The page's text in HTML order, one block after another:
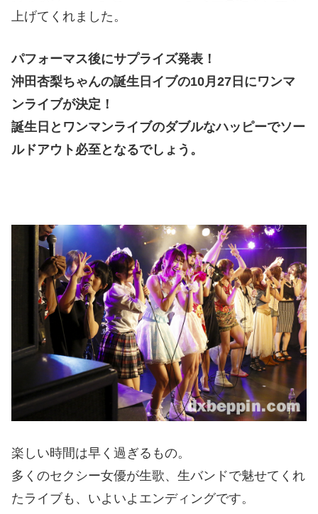
上げてくれました。
パフォーマス後にサプライズ発表！
沖田杏梨ちゃんの誕生日イブの10月27日にワンマ
ンライブが決定！
誕生日とワンマンライブのダブルなハッピーでソー
ルドアウト必至となるでしょう。
楽しい時間は早く過ぎるもの。
多くのセクシー女優が生歌、生バンドで魅せてくれ
たライブも、いよいよエンディングです。